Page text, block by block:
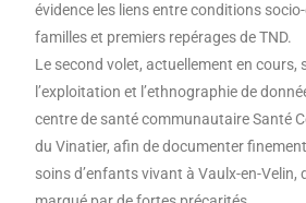
évidence les liens entre conditions
familles et premiers repérages de TND.
Le second volet, actuellement en cours,
l’exploitation et l’ethnographie de
centre de santé communautaire Santé
du Vinatier, afin de documenter
soins d’enfants vivant à Vaulx-en-Velin,